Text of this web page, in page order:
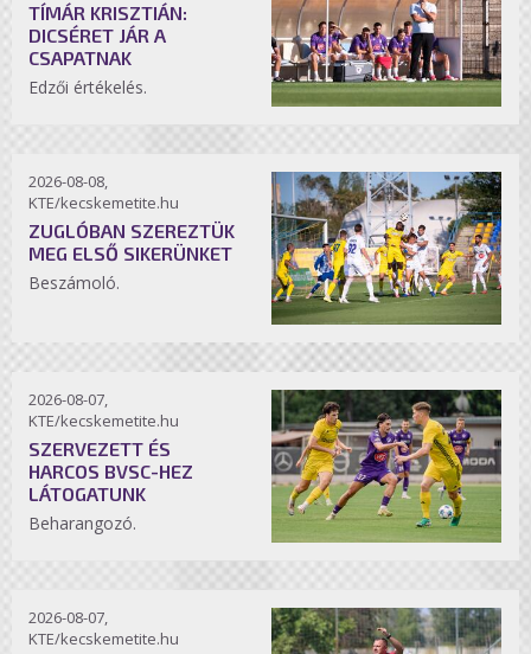
TÍMÁR KRISZTIÁN:
DICSÉRET JÁR A
CSAPATNAK
Edzői értékelés.
2026-08-08,
KTE/kecskemetite.hu
ZUGLÓBAN SZEREZTÜK
MEG ELSŐ SIKERÜNKET
Beszámoló.
2026-08-07,
KTE/kecskemetite.hu
SZERVEZETT ÉS
HARCOS BVSC-HEZ
LÁTOGATUNK
Beharangozó.
2026-08-07,
KTE/kecskemetite.hu